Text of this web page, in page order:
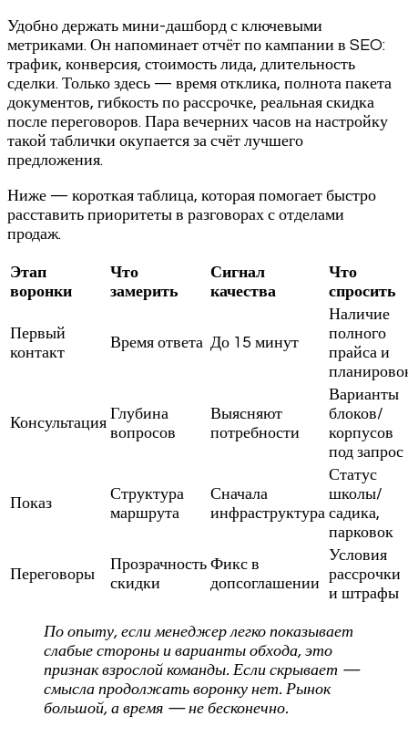
Удобно держать мини-дашборд с ключевыми
метриками. Он напоминает отчёт по кампании в SEO:
трафик, конверсия, стоимость лида, длительность
сделки. Только здесь — время отклика, полнота пакета
документов, гибкость по рассрочке, реальная скидка
после переговоров. Пара вечерних часов на настройку
такой таблички окупается за счёт лучшего
предложения.
Ниже — короткая таблица, которая помогает быстро
расставить приоритеты в разговорах с отделами
продаж.
Этап
воронки
Что
замерить
Сигнал
качества
Что
спросить
Первый
контакт
Время ответа До 15 минут
Наличие
полного
прайса и
Консультация
Глубина
вопросов
Выясняют
потребности
Варианты
блоков/
корпусов
под запрос
Показ
Структура
маршрута
Сначала
инфраструктура
Статус
школы/
садика,
парковок
Переговоры
Прозрачность
скидки
Фикс в
допсоглашении
Условия
рассрочки
и штрафы
По опыту, если менеджер легко показывает
слабые стороны и варианты обхода, это
признак взрослой команды. Если скрывает —
смысла продолжать воронку нет. Рынок
большой, а время — не бесконечно.